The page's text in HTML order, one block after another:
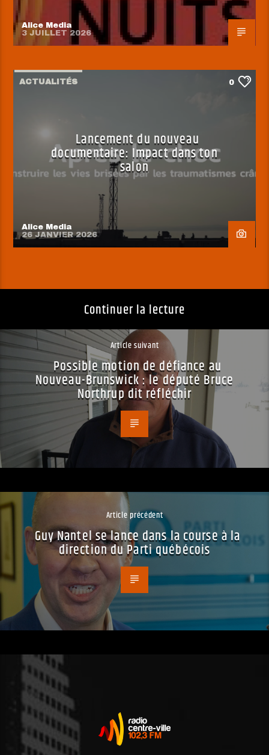
Alice Media
3 JUILLET 2026
ACTUALITÉS 0
Lancement du nouveau
documentaire: Impact dans ton
salon
Alice Media
26 JANVIER 2026
Continuer la lecture
Article suivant
Possible motion de défiance au
Nouveau-Brunswick : le député Bruce
Northrup dit réfléchir
Article précédent
Guy Nantel se lance dans la course à la
direction du Parti québécois